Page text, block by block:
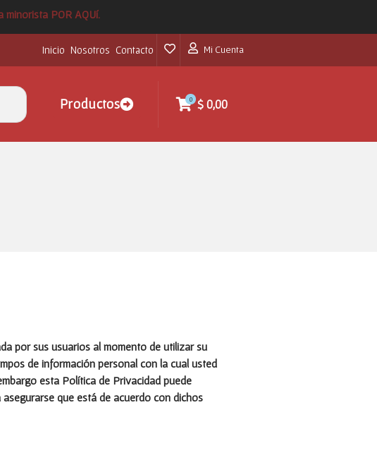
minorista POR AQUí.
Inicio Nosotros Contacto Mi Cuenta
Productos $ 0,00
0
por sus usuarios al momento de utilizar su
de información personal con la cual usted
esta Política de Privacidad puede
que está de acuerdo con dichos